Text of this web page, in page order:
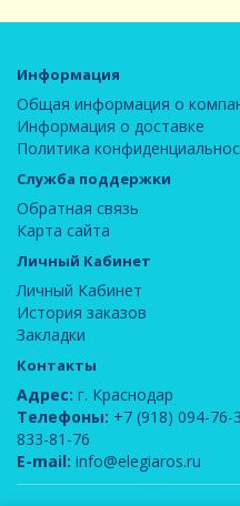
Информация
Общая информация о
Информация о доставке
Политика
Служба поддержки
Обратная связь
Карта сайта
Личный Кабинет
Личный Кабинет
История заказов
Закладки
Контакты
Адрес: г. Краснодар
Телефоны: +7 (918) 094-76-
833-81-76
E-mail: info@elegiaros.ru